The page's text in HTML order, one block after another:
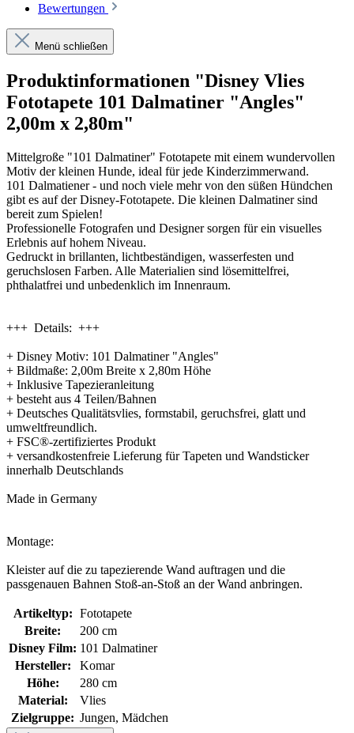
Bewertungen
Menü schließen
Produktinformationen "Disney Vlies
Fototapete 101 Dalmatiner "Angles"
2,00m x 2,80m"
Mittelgroße "101 Dalmatiner" Fototapete mit einem wundervollen
Motiv der kleinen Hunde, ideal für jede Kinderzimmerwand.
101 Dalmatiener - und noch viele mehr von den süßen Hündchen
gibt es auf der Disney-Fototapete. Die kleinen Dalmatiner sind
bereit zum Spielen!
Professionelle Fotografen und Designer sorgen für ein visuelles
Erlebnis auf hohem Niveau.
Gedruckt in brillanten, lichtbeständigen, wasserfesten und
geruchslosen Farben. Alle Materialien sind lösemittelfrei,
phthalatfrei und unbedenklich im Innenraum.
+++ Details: +++
+ Disney Motiv: 101 Dalmatiner "Angles"
+ Bildmaße: 2,00m Breite x 2,80m Höhe
+ Inklusive Tapezieranleitung
+ besteht aus 4 Teilen/Bahnen
+ Deutsches Qualitätsvlies, formstabil, geruchsfrei, glatt und
umweltfreundlich.
+ FSC®-zertifiziertes Produkt
+ versandkostenfreie Lieferung für Tapeten und Wandsticker
innerhalb Deutschlands
Made in Germany
Montage:
Kleister auf die zu tapezierende Wand auftragen und die
passgenauen Bahnen Stoß-an-Stoß an der Wand anbringen.
Artikeltyp: Fototapete
Breite:
200 cm
Disney Film: 101 Dalmatiner
Hersteller:
Komar
Höhe:
280 cm
Material:
Vlies
Zielgruppe: Jungen, Mädchen